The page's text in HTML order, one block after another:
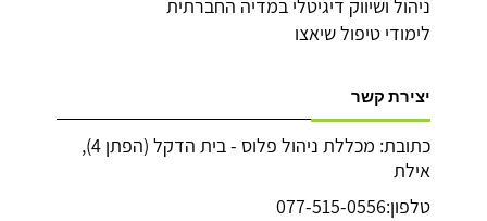
ניהול ושיווק דיגיטלי במדיה החברתית
לימודי טיפול שיאצו
יצירת קשר
כתובת: מכללת ניהול פלוס - בית הדקל (הפתן 4),
אילת
טלפון:077-515-0556